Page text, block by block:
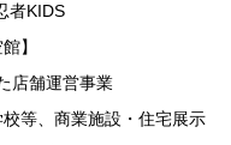
者KIDS
】
店舗運営事業
等、商業施設・住宅展示